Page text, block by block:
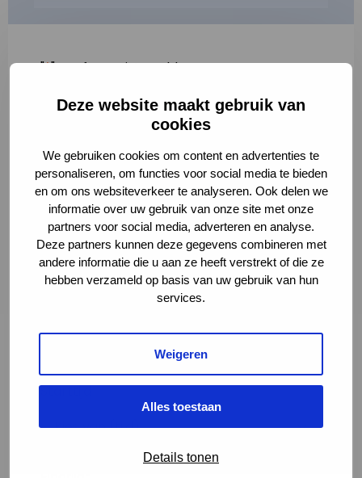
Deze website maakt gebruik van
cookies
We gebruiken cookies om content en advertenties te
personaliseren, om functies voor social media te bieden
en om ons websiteverkeer te analyseren. Ook delen we
informatie over uw gebruik van onze site met onze
partners voor social media, adverteren en analyse.
Deze partners kunnen deze gegevens combineren met
andere informatie die u aan ze heeft verstrekt of die ze
hebben verzameld op basis van uw gebruik van hun
services.
Weigeren
Alles toestaan
Details tonen
"*" geeft vereiste velden aan
2
Volledige omschrijving*
Starttijd*